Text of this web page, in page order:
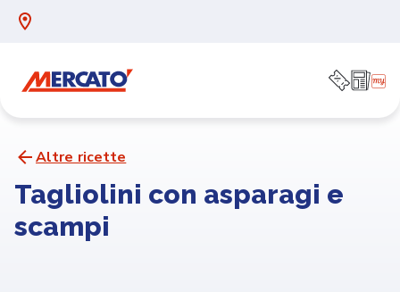
Altre ricette
Tagliolini con asparagi e
scampi